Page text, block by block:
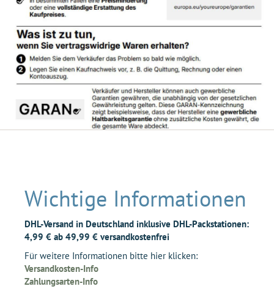
Wichtige Informationen
DHL-Versand in Deutschland inklusive DHL-Packstationen:
4,99 € ab 49,99 € versandkostenfrei
Für weitere Informationen bitte hier klicken:
Versandkosten-Info
Zahlungsarten-Info